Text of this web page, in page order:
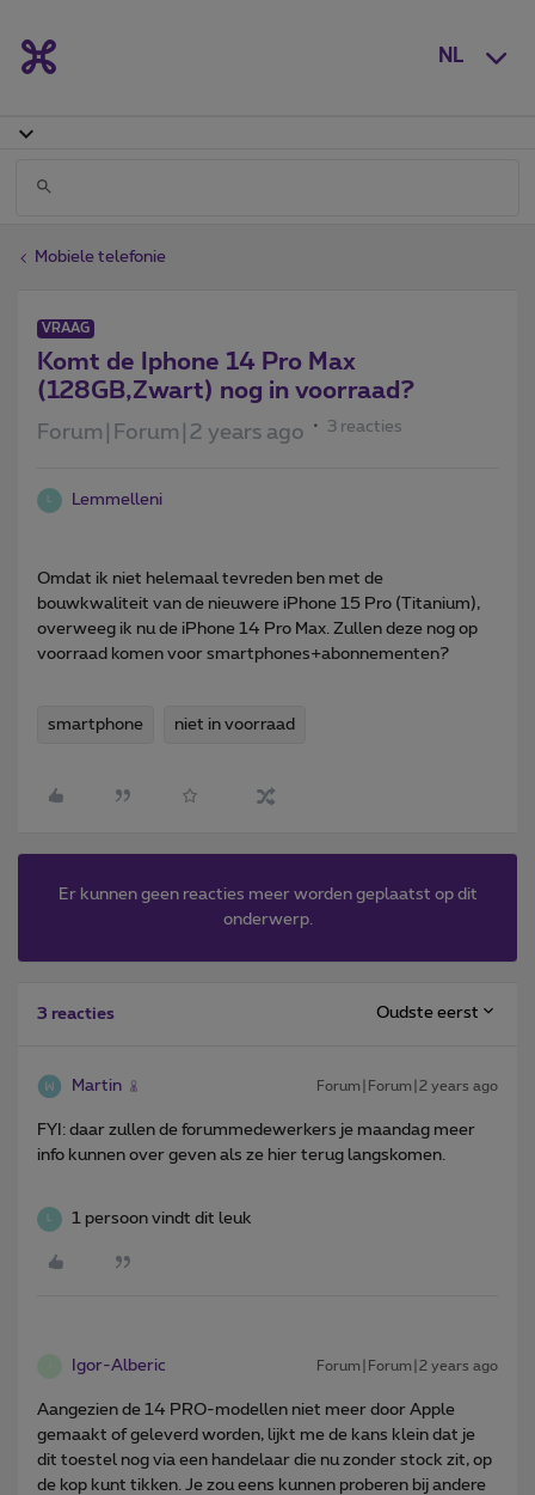
NL
Mobiele telefonie
VRAAG
Komt de Iphone 14 Pro Max
(128GB,Zwart) nog in voorraad?
Forum|Forum|2 years ago 3 reacties
L Lemmelleni
Omdat ik niet helemaal tevreden ben met de
bouwkwaliteit van de nieuwere iPhone 15 Pro (Titanium),
overweeg ik nu de iPhone 14 Pro Max. Zullen deze nog op
voorraad komen voor smartphones+abonnementen?
smartphone niet in voorraad
Er kunnen geen reacties meer worden geplaatst op dit
onderwerp.
3 reacties Oudste eerst
Martin Forum|Forum|2 years ago
FYI: daar zullen de forummedewerkers je maandag meer
info kunnen over geven als ze hier terug langskomen.
L 1 persoon vindt dit leuk
Igor-Alberic Forum|Forum|2 years ago
Aangezien de 14 PRO-modellen niet meer door Apple
gemaakt of geleverd worden, lijkt me de kans klein dat je
dit toestel nog via een handelaar die nu zonder stock zit, op
de kop kunt tikken. Je zou eens kunnen proberen bij andere